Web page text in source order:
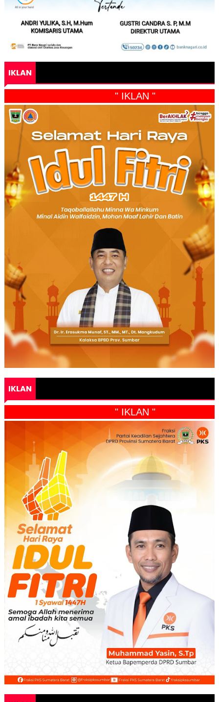
IKLAN
" IKLAN "
IKLAN
" IKLAN "